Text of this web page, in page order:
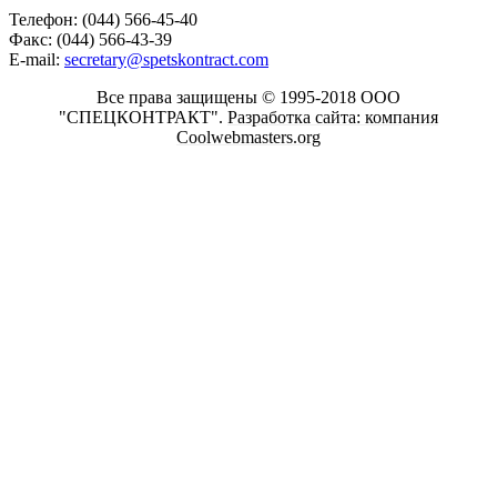
Телефон: (044) 566-45-40
Факс: (044) 566-43-39
E-mail: secretary@spetskontract.com
Все права защищены © 1995-2018 ООО
"СПЕЦКОНТРАКТ". Разработка сайта: компания
Coolwebmasters.org